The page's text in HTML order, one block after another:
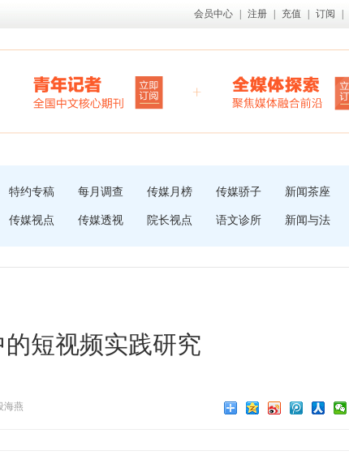
会员中心 注册 充值 订阅
特约专稿 每月调查 传媒月榜 传媒骄子 新闻茶座
传媒视点 传媒透视 院长视点 语文诊所 新闻与法
短视频实践研究
海燕